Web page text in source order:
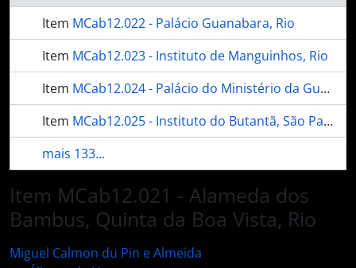
Item MCab12.022 - Palácio Guanabara, Rio
Item MCab12.023 - Instituto de Manguinhos, Rio
Item MCab12.024 - Palácio do Ministério da Guerra, Rio
Item MCab12.025 - Instituto do Butantã, São Paulo
mais 133...
Item MCab12.021 - Alameda dos
Bambus, Quinta da Boa Vista, Rio
Miguel Calmon du Pin e Almeida